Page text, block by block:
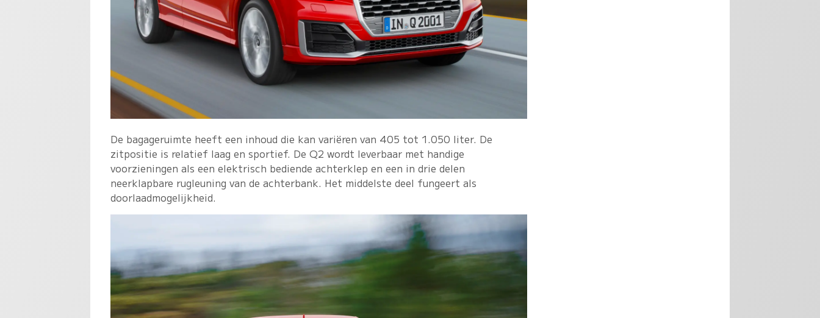
De bagageruimte heeft een inhoud die kan variëren van 405 tot 1.050 liter. De
zitpositie is relatief laag en sportief. De Q2 wordt leverbaar met handige
voorzieningen als een elektrisch bediende achterklep en een in drie delen
neerklapbare rugleuning van de achterbank. Het middelste deel fungeert als
doorlaadmogelijkheid.